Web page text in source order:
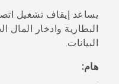
الدعم
أجهزة HTC والملحقات
يساعد إيقاف تشغيل
البطارية وادخار
البيانات.
هام: